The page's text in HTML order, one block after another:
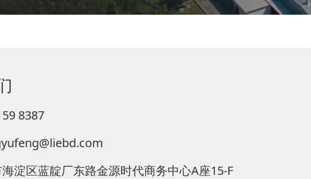
8387
淀区蓝靛厂东路金源时代商务中心A座15-F